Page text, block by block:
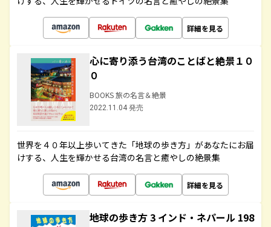
詳細を見る
心に寄り添う台湾のことばと絶景１０
０
BOOKS 旅の名言＆絶景
2022.11.04 発売
世界を４０年以上歩いてきた「地球の歩き方」があなたにお届
けする、人生を輝かせる台湾の名言と癒やしの絶景集
詳細を見る
地球の歩き方 3 インド・ネパール 198